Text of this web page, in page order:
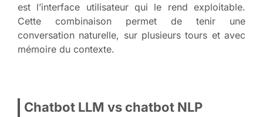
est l’interface utilisateur qui le rend exploitable.
Cette combinaison permet de tenir une
conversation naturelle, sur plusieurs tours et avec
mémoire du contexte.
Chatbot LLM vs chatbot NLP